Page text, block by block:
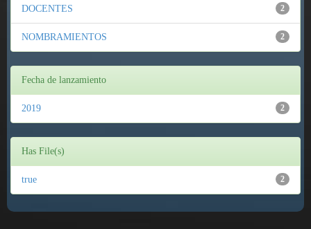
2
DOCENTES
2
NOMBRAMIENTOS
Fecha de lanzamiento
2
2019
Has File(s)
2
true